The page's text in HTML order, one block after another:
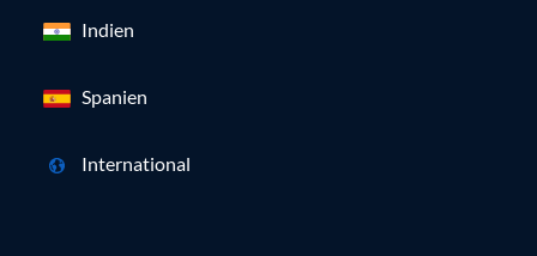
Indien
Spanien
International